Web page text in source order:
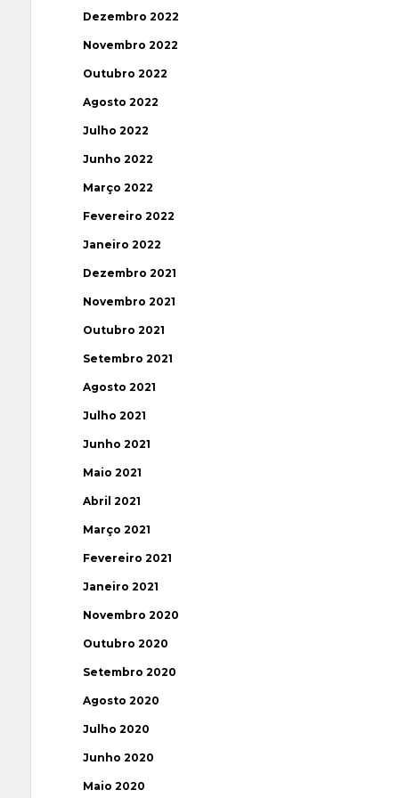
Dezembro 2022
Novembro 2022
Outubro 2022
Agosto 2022
Julho 2022
Junho 2022
Março 2022
Fevereiro 2022
Janeiro 2022
Dezembro 2021
Novembro 2021
Outubro 2021
Setembro 2021
Agosto 2021
Julho 2021
Junho 2021
Maio 2021
Abril 2021
Março 2021
Fevereiro 2021
Janeiro 2021
Novembro 2020
Outubro 2020
Setembro 2020
Agosto 2020
Julho 2020
Junho 2020
Maio 2020